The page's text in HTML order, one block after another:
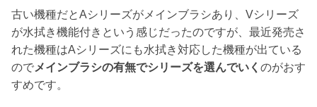
古い機種だとAシリーズがメインブラシあり、Vシリーズ
が水拭き機能付きという感じだったのですが、最近発売さ
れた機種はAシリーズにも水拭き対応した機種が出ている
のでメインブラシの有無でシリーズを選んでいく のがおす
すめです。